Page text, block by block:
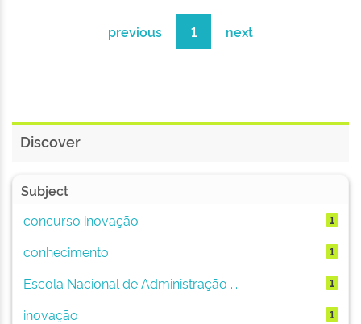
previous 1 next
Discover
Subject
concurso inovação
1
conhecimento 1
Escola Nacional de Administração ... 1
inovação 1